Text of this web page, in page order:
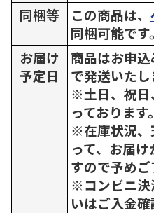
同梱等
この商品は、
同梱可能です。
お届け
予定日
商品はお申
で発送いたし
※土日、祝日
っております。
※在庫状況、
って、お届
すので予めご
※コンビニ決
いはご入金確